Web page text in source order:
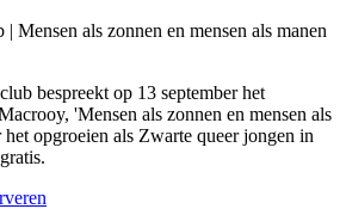
Mensen als zonnen en mensen als manen
bespreekt op 13 september het
'Mensen als zonnen en mensen als
opgroeien als Zwarte queer jongen in